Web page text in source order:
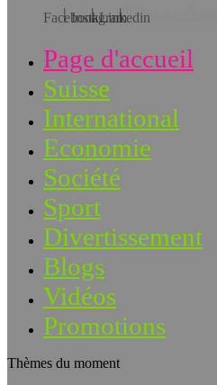
Téléchargez l’app!
Page d'accueil
Suisse
International
Economie
Société
Sport
Divertissement
Blogs
Vidéos
Promotions
Thèmes du moment